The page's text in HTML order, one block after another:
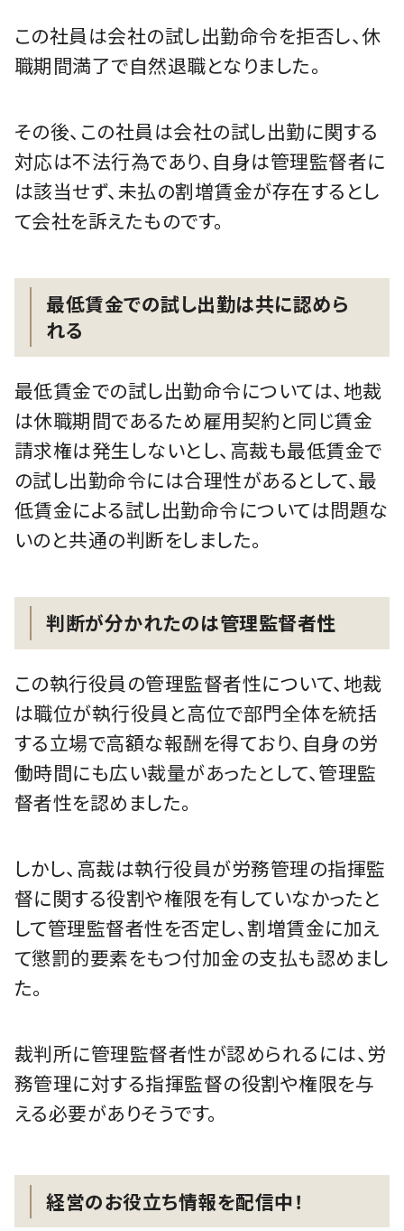
この社員は会社の試し出勤命令を拒否し、休
職期間満了で自然退職となりました。
その後、この社員は会社の試し出勤に関する
対応は不法行為であり、自身は管理監督者に
は該当せず、未払の割増賃金が存在するとし
て会社を訴えたものです。
最低賃金での試し出勤は共に認めら
れる
最低賃金での試し出勤命令については、地裁
は休職期間であるため雇用契約と同じ賃金
請求権は発生しないとし、高裁も最低賃金で
の試し出勤命令には合理性があるとして、最
低賃金による試し出勤命令については問題な
いのと共通の判断をしました。
判断が分かれたのは管理監督者性
この執行役員の管理監督者性について、地裁
は職位が執行役員と高位で部門全体を統括
する立場で高額な報酬を得ており、自身の労
働時間にも広い裁量があったとして、管理監
督者性を認めました。
しかし、高裁は執行役員が労務管理の指揮監
督に関する役割や権限を有していなかったと
して管理監督者性を否定し、割増賃金に加え
て懲罰的要素をもつ付加金の支払も認めまし
た。
裁判所に管理監督者性が認められるには、労
務管理に対する指揮監督の役割や権限を与
える必要がありそうです。
経営のお役立ち情報を配信中！